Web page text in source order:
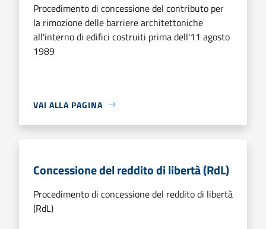
Procedimento di concessione del contributo per
la rimozione delle barriere architettoniche
all'interno di edifici costruiti prima dell'11 agosto
1989
VAI ALLA PAGINA
Concessione del reddito di libertà (RdL)
Procedimento di concessione del reddito di libertà
(RdL)